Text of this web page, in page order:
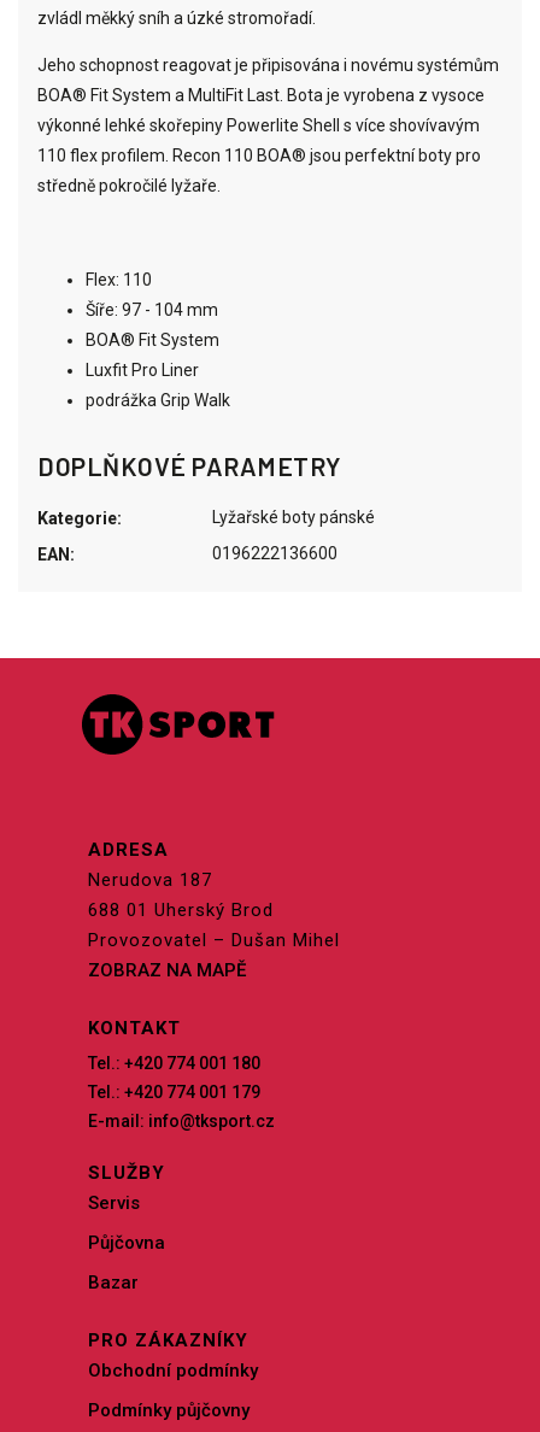
zvládl měkký sníh a úzké stromořadí.
Jeho schopnost reagovat je připisována i novému systémům
BOA® Fit System a MultiFit Last. Bota je vyrobena z vysoce
výkonné lehké skořepiny Powerlite Shell s více shovívavým
110 flex profilem. Recon 110 BOA® jsou perfektní boty pro
středně pokročilé lyžaře.
Flex: 110
Šíře: 97 - 104 mm
BOA® Fit System
Luxfit Pro Liner
podrážka Grip Walk
DOPLŇKOVÉ PARAMETRY
Kategorie:
Lyžařské boty pánské
EAN : 0196222136600
ADRESA
Nerudova 187
688 01 Uherský Brod
Provozovatel – Dušan Mihel
ZOBRAZ NA MAPĚ
KONTAKT
Tel.: +420 774 001 180
Tel.: +420 774 001 179
E-mail: info@tksport.cz
SLUŽBY
Servis
Půjčovna
Bazar
PRO ZÁKAZNÍKY
Obchodní podmínky
Podmínky půjčovny